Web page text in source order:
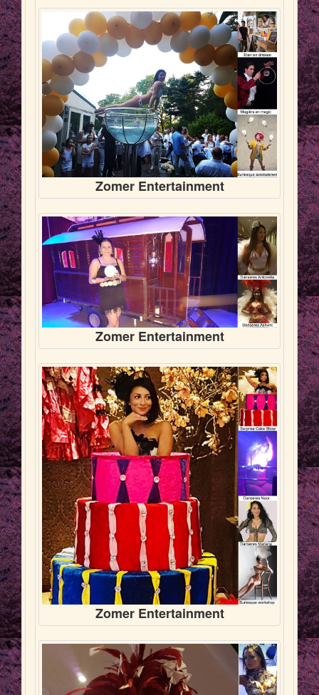
Zomer Entertainment
Zomer Entertainment
Zomer Entertainment